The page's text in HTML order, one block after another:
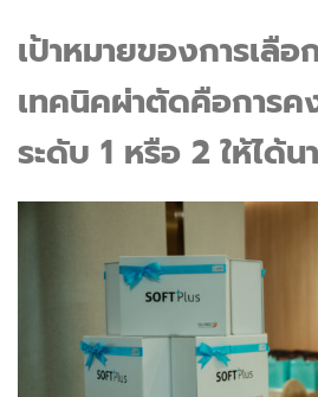
เป้าหมายของการเลื
เทคนิคผ่าตัดคือการค
ระดับ 1 หรือ 2 ให้ได้